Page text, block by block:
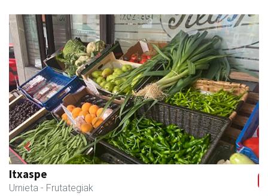
Itxaspe
Urnieta - Frutategiak
Previous Next